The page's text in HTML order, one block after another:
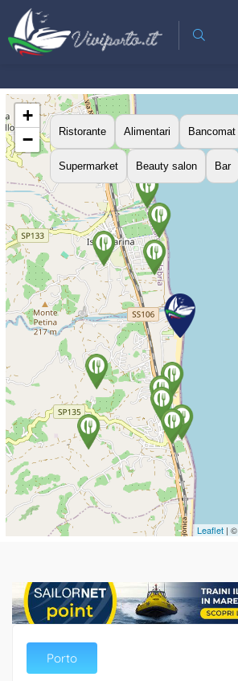
Ristorante Alimentari Bancomat
Supermarket Beauty salon Bar
+
−
Leaflet | ©
Porto